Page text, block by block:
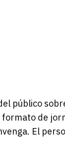
público
de
El